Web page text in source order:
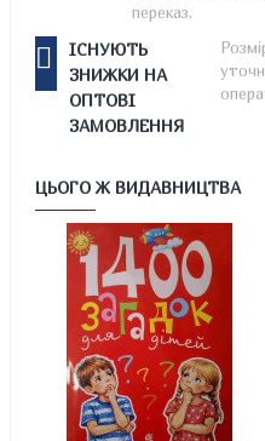
переказ.
ІСНУЮТЬ
ЗНИЖКИ НА
ОПТОВІ
ЗАМОВЛЕННЯ
ЦЬОГО Ж ВИДАВНИЦТВА